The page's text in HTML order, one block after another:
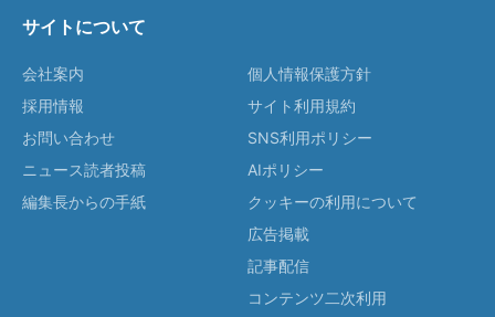
サイトについて
会社案内
採用情報
お問い合わせ
ニュース読者投稿
編集長からの手紙
個人情報保護方針
サイト利用規約
SNS利用ポリシー
AIポリシー
クッキーの利用について
広告掲載
記事配信
コンテンツ二次利用